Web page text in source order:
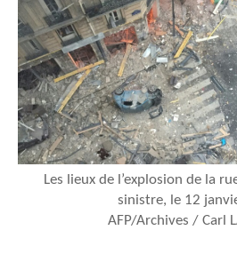
Les lieux de l’explosion de la
sinistre, le 12
AFP/Archives / Carl